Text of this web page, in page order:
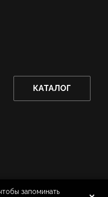
Омск
КАТАЛОГ
запоминать